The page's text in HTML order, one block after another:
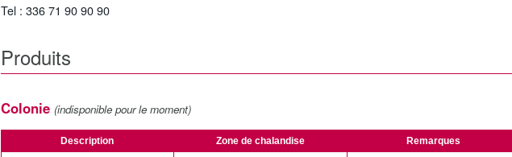
Tel : 336 71 90 90 90
Produits
Colonie (indisponible pour le moment)
Description Zone de chalandise Remarques